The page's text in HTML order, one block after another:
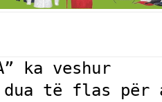
ka veshur
të flas për